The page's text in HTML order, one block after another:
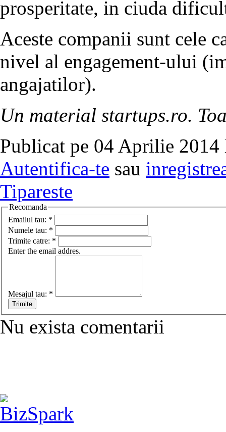
prosperitate, in ciuda
Aceste companii sunt cele
nivel al engagement-ului
angajatilor).
Un material startups.ro.
Publicat pe 04 Aprilie 2014
Autentifica-te sau
Tipareste
Recomanda
Emailul tau: *
Numele tau: *
Trimite catre: *
Enter the email addres.
Mesajul tau: *
Nu exista comentarii